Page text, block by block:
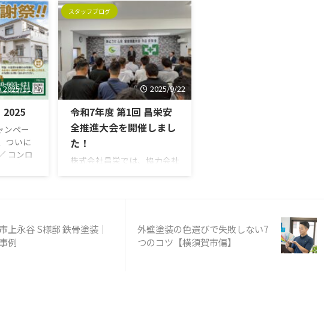
い一年
ること
昨年
支えら
をお任
日々現
た仲
たすべ
申し上
ら
きちん
家にと
何かを
今年の漢字（ことしのかん
じ）は、漢字（日本語漢字）
一字を選びその年の世相を表
す字であるとして決定、公表
する日本漢字能力検定協会の
キャンペーンで、1995年
（平成7年）から開始し、原
則として毎年12月12日に発
表されています。 そして、
昨日発表された今年を表す漢
字
は、、、、、、、、、、、、
「金」だそうです。 理由に
2025/11/27
2025
ンペー
ついに
コンロ
やる
用くだ
ンジフ
を 大
スタッフブログ
2025/9/22
令和7年度 第1回 昌栄安
全推進大会を開催しまし
た！
株式会社昌栄では、協力会社
大手ゼネコンや大規模組織で
は見られますが、当社規模の
会社で独自に設立・運営して
上永谷 S様邸 鉄骨塗装｜
例
外壁塗装の色選びで失敗しない7
つのコツ【横須賀市偏】